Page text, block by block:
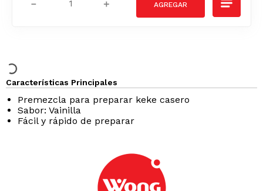
Características Principales
Premezcla para preparar keke casero
Sabor: Vainilla
Fácil y rápido de preparar